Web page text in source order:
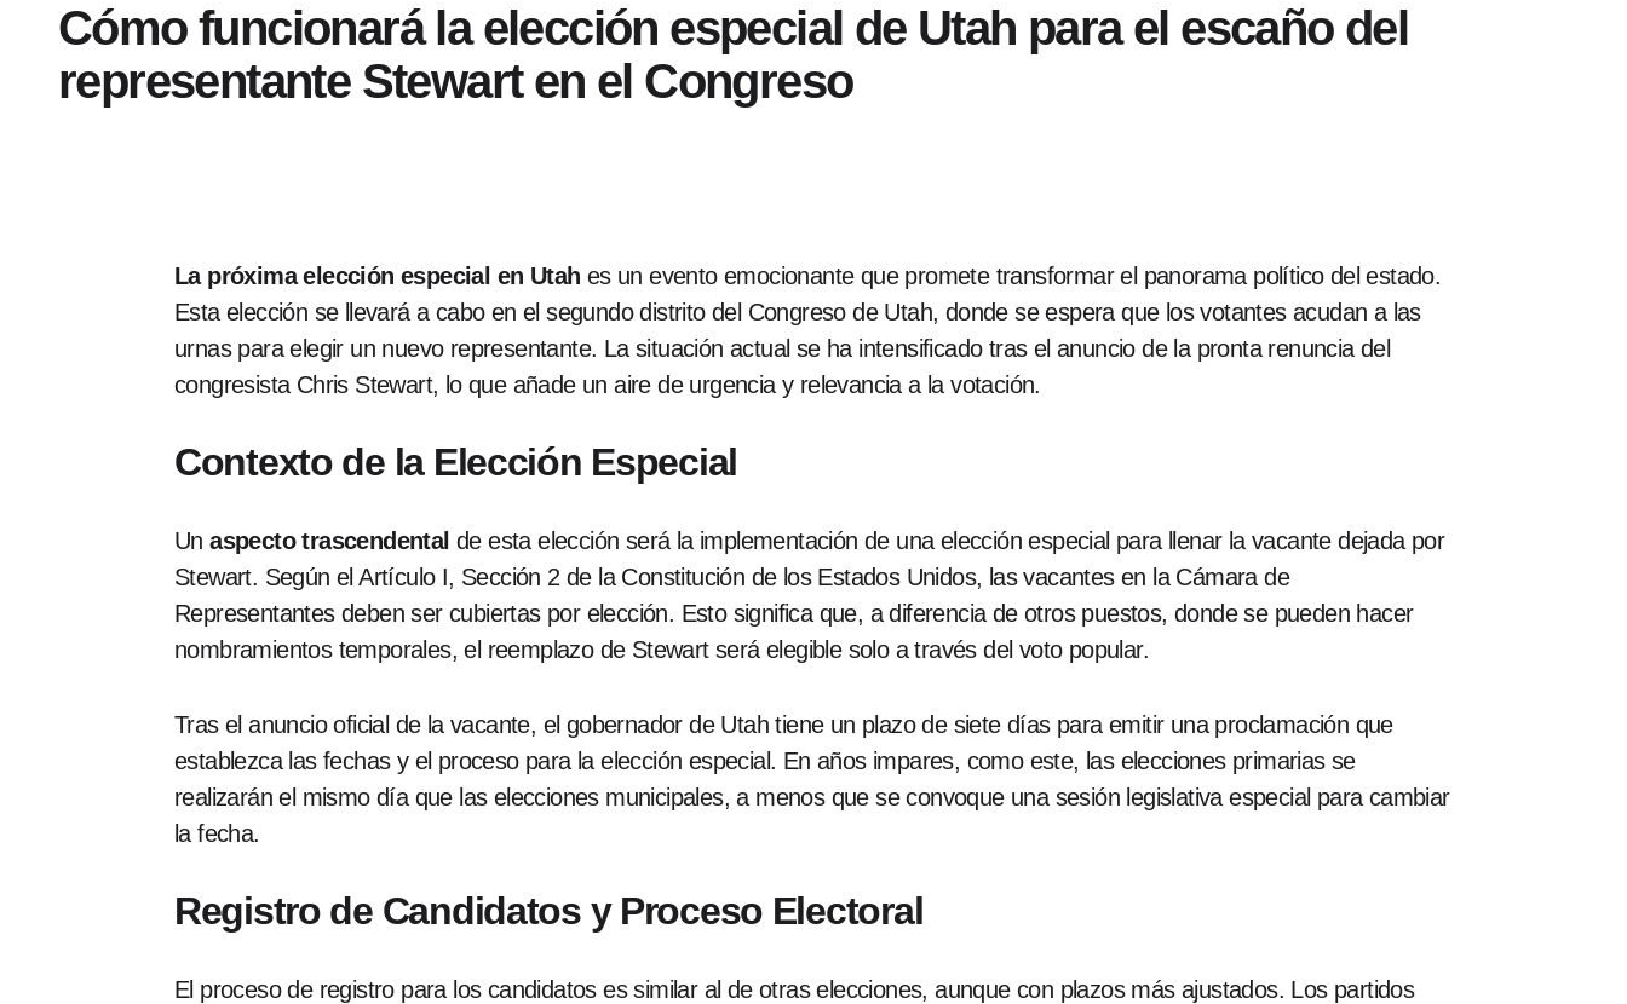
Cómo funcionará la elección especial de Utah para el escaño del
representante Stewart en el Congreso
La próxima elección especial en Utah es un evento emocionante que promete transformar el panorama político del estado.
Esta elección se llevará a cabo en el segundo distrito del Congreso de Utah, donde se espera que los votantes acudan a las
urnas para elegir un nuevo representante. La situación actual se ha intensificado tras el anuncio de la pronta renuncia del
congresista Chris Stewart, lo que añade un aire de urgencia y relevancia a la votación.
Contexto de la Elección Especial
Unaspecto trascendental de esta elección será la implementación de una elección especial para llenar la vacante dejada por
Stewart. Según el Artículo I, Sección 2 de la Constitución de los Estados Unidos, las vacantes en la Cámara de
Representantes deben ser cubiertas por elección. Esto significa que, a diferencia de otros puestos, donde se pueden hacer
nombramientos temporales, el reemplazo de Stewart será elegible solo a través del voto popular.
Tras el anuncio oficial de la vacante, el gobernador de Utah tiene un plazo de siete días para emitir una proclamación que
establezca las fechas y el proceso para la elección especial. En años impares, como este, las elecciones primarias se
realizarán el mismo día que las elecciones municipales, a menos que se convoque una sesión legislativa especial para cambiar
la fecha.
Registro de Candidatos y Proceso Electoral
El proceso de registro para los candidatos es similar al de otras elecciones, aunque con plazos más ajustados. Los partidos